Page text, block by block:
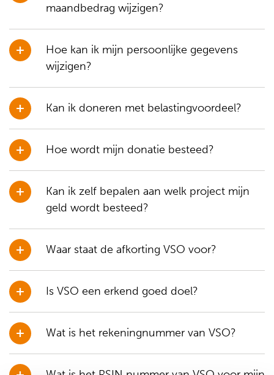
maandbedrag wijzigen?
Hoe kan ik mijn persoonlijke gegevens
wijzigen?
Kan ik doneren met belastingvoordeel?
Hoe wordt mijn donatie besteed?
Kan ik zelf bepalen aan welk project mijn
geld wordt besteed?
Waar staat de afkorting VSO voor?
Is VSO een erkend goed doel?
Wat is het rekeningnummer van VSO?